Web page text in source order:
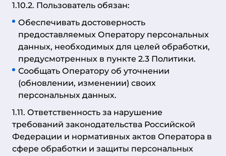
1.10.2. Пользователь обязан:
Обеспечивать достоверность
предоставляемых Оператору персональных
данных, необходимых для целей обработки,
предусмотренных в пункте 2.3 Политики.
Сообщать Оператору об уточнении
(обновлении, изменении) своих
персональных данных.
1.11. Ответственность за нарушение
требований законодательства Российской
Федерации и нормативных актов Оператора в
сфере обработки и защиты персональных